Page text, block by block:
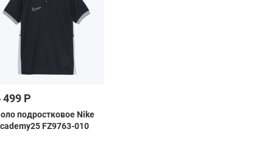
499 Р
подростковое Nike
FZ9763-010